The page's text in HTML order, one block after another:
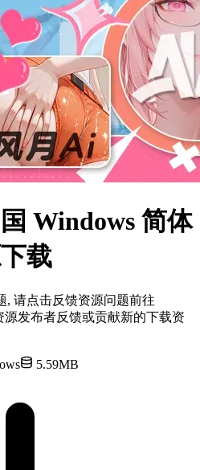
Windows 简体
载
, 请点击反馈资源问题前往
源发布者反馈或贡献新的下载资
5.59MB